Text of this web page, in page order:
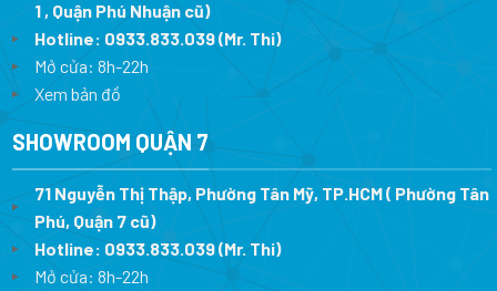
1 , Quận Phú Nhuận cũ)
Hotline: 0933.833.039(Mr. Thi)
Mở cửa: 8h-22h
Xem bản đồ
SHOWROOM QUẬN 7
71 Nguyễn Thị Thập, Phường Tân Mỹ, TP.HCM ( Phường Tân
Phú, Quận 7 cũ)
Hotline: 0933.833.039(Mr. Thi)
Mở cửa: 8h-22h